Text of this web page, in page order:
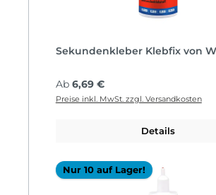
Sekundenkleber Klebfix von
Regulärer Preis:
Ab 6,69 €
Preise inkl. MwSt. zzgl. Versandkosten
Details
Nur 10 auf Lager!